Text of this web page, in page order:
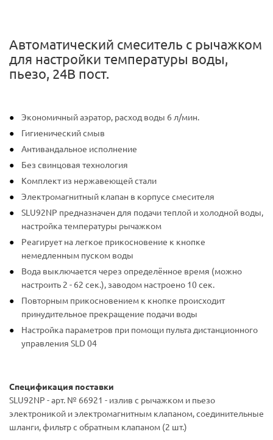
Автоматический смеситель с рычажком
для настройки температуры воды,
пьезо, 24В пост.
Экономичный аэратор, расход воды 6 л/мин.
Гигиенический смыв
Антивандальное исполнение
Без свинцовая технология
Комплект из нержавеющей стали
Электромагнитный клапан в корпусе смесителя
SLU92NP предназначен для подачи теплой и холодной воды,
настройка температуры рычажком
Реагирует на легкое прикосновение к кнопке
немедленным пуском воды
Вода выключается через определённое время (можно
настроить 2 - 62 сек.), заводом настроено 10 сек.
Повторным прикосновением к кнопке происходит
принудительное прекращение подачи воды
Настройка параметров при помощи пульта дистанционного
управления SLD 04
Спецификация поставки
SLU92NP - арт. № 66921 - излив с рычажком и пьезо
электроникой и электромагнитным клапаном, соединительные
шланги, фильтр с обратным клапаном (2 шт.)